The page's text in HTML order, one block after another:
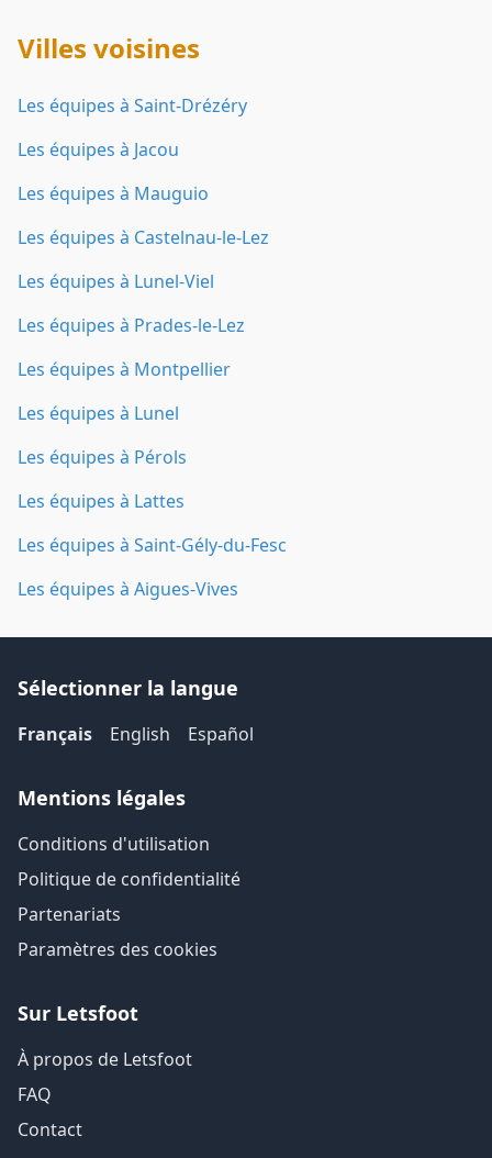
Villes voisines
Les équipes à Saint-Drézéry
Les équipes à Jacou
Les équipes à Mauguio
Les équipes à Castelnau-le-Lez
Les équipes à Lunel-Viel
Les équipes à Prades-le-Lez
Les équipes à Montpellier
Les équipes à Lunel
Les équipes à Pérols
Les équipes à Lattes
Les équipes à Saint-Gély-du-Fesc
Les équipes à Aigues-Vives
Sélectionner la langue
Français English Español
Mentions légales
Conditions d'utilisation
Politique de confidentialité
Partenariats
Paramètres des cookies
Sur Letsfoot
À propos de Letsfoot
FAQ
Contact